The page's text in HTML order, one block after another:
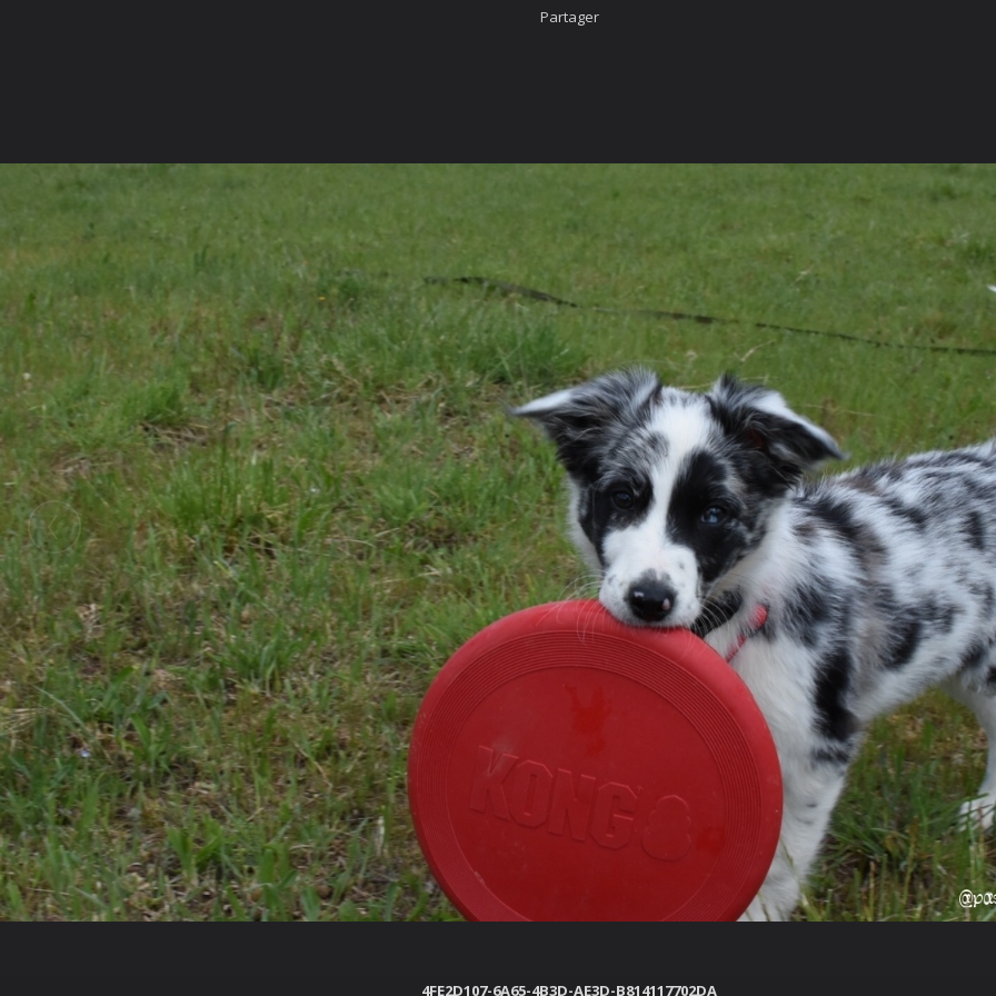
FORUMS GALERIE
Explorer Localisations Appareils photo Tags Cloud
CONCOURS PHOTO
Galerie Titan Titan
4FE2D107-6A65-4B3D-AE3D-B814117702DA
Forum de discussions francophone des
passionnés du Border Collie.
aujourd'hui la communauté grandissante des
amoureux de cette race d'exception.
Galerie
Devenir animateur
Nous contacter
Ouvrir la
Navigation Rapide
Forum software by XenForo® © 2010-2019 XenForo Ltd. Le forum est hébergé parWebdomain.com.
Some XenForo functionality crafted byThemeHouse .
Partager
4FE2D107-6A65-4B3D-AE3D-B814117702DA